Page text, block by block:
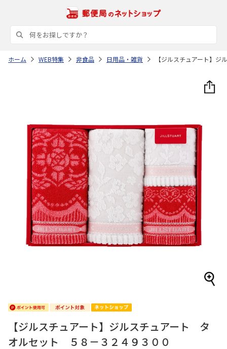
ホーム WEB特集 非食品 日用品・雑貨 【ジルスチュアート】
【ジルスチュアート】ジルスチュアート タ
オルセット ５８－３２４９３００